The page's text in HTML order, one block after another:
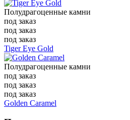
Полудрагоценные камни
под заказ
под заказ
под заказ
Tiger Eye Gold
Полудрагоценные камни
под заказ
под заказ
под заказ
Golden Caramel